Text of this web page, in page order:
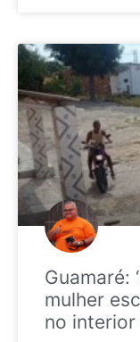
Guamaré:
mulher
no interior